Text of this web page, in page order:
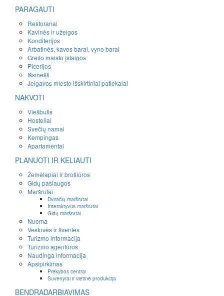
PARAGAUTI
Restoranai
Kavinės ir užeigos
Konditerijos
Arbatinės, kavos barai, vyno barai
Greito maisto įstaigos
Picerijos
Išsinešti
Jelgavos miesto išskirtiniai patiekalai
NAKVOTI
Viešbutis
Hosteliai
Svečių namai
Kempingas
Apartamentai
PLANUOTI IR KELIAUTI
Žemėlapiai ir brošiūros
Gidų paslaugos
Maršrutai
Dviračių maršrutai
Interaktyvūs maršrutai
Gidų maršrutai
Nuoma
Vestuvės ir šventės
Turizmo informacija
Turizmo agentūros
Naudinga informacija
Apsipirkimas
Prekybos centrai
Suvenyrai ir vietinė produkcija
BENDRADARBIAVIMAS